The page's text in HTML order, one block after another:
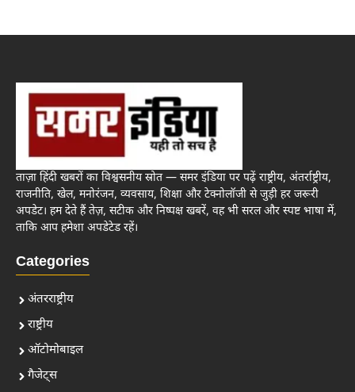
ताज़ा हिंदी खबरों का विश्वसनीय स्रोत — समर इंडिया पर पढ़ें राष्ट्रीय, अंतर्राष्ट्रीय,
राजनीति, खेल, मनोरंजन, व्यवसाय, शिक्षा और टेक्नोलॉजी से जुड़ी हर जरूरी
अपडेट। हम देते हैं तेज़, सटीक और निष्पक्ष खबरें, वह भी सरल और स्पष्ट भाषा में,
ताकि आप हमेशा अपडेटेड रहें।
Categories
अंतरराष्ट्रीय
राष्ट्रीय
ऑटोमोबाइल
गैजेट्स